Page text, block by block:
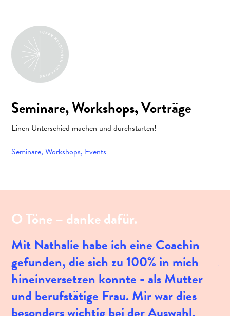
Seminare, Workshops, Vorträge
Einen Unterschied machen und durchstarten!
Seminare, Workshops, Events
O Töne – danke dafür.
Mit Nathalie habe ich eine Coachin
gefunden, die sich zu 100% in mich
hineinversetzen konnte - als Mutter
und berufstätige Frau. Mir war dies